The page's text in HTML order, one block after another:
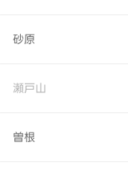
砂原
瀬戸山
曽根